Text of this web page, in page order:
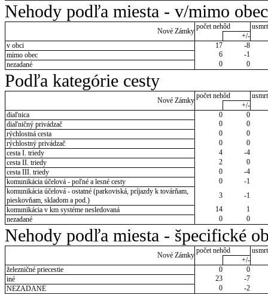
Nehody podľa miesta - v/mimo obec
Nové Zámky
počet nehôd
+/-
v obci
17
-8
mimo obec
6
-1
nezadané
0 0
Podľa kategórie cesty
Nové Zámky
počet nehôd
+/-
diaľnica
0
0
diaľničný privádzač
0
0
rýchlostná cesta
0
0
rýchlostný privádzač
0
0
cesta I. triedy
4
-4
cesta II. triedy
2
0
cesta III. triedy
0
-4
komunikácia účelová - poľné a lesné cesty
0
-1
komunikácia účelová - ostatné (parkoviská, príjazdy k továrňam,
pieskovňam, skladom a pod.)
3
-1
komunikácia v km systéme nesledovaná
14
1
nezadané
0 0
Nehody podľa miesta - špecifické
Nové Zámky
počet nehôd
+/-
železničné priecestie
0
0
iné
23
-7
NEZADANÉ
0 -2